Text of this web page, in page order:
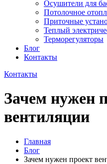
Осушители для
Потолочное
Приточные
Теплый
Терморегуляторы
Блог
Контакты
Контакты
Зачем нужен
вентиляции
Главная
Блог
Зачем нужен проект